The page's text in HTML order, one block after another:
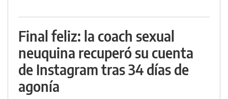
Final feliz: la coach sexual
neuquina recuperó su cuenta
de Instagram tras 34 días de
agonía